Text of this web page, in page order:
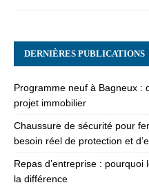
DERNIÈRES PUBLICATIONS
Programme neuf à Bagneux :
projet immobilier
Chaussure de sécurité pour
besoin réel de protection et
Repas d’entreprise :
la différence